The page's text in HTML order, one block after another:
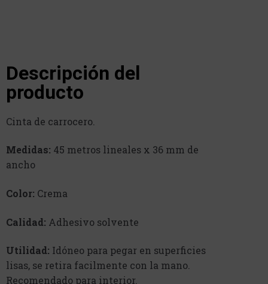
Descripción del
producto
Cinta de carrocero.
Medidas: 45 metros lineales x 36 mm de
ancho
Color: Crema
Calidad: Adhesivo solvente
Utilidad: Idóneo para pegar en superficies
lisas, se retira facilmente con la mano.
Recomendado para interior.